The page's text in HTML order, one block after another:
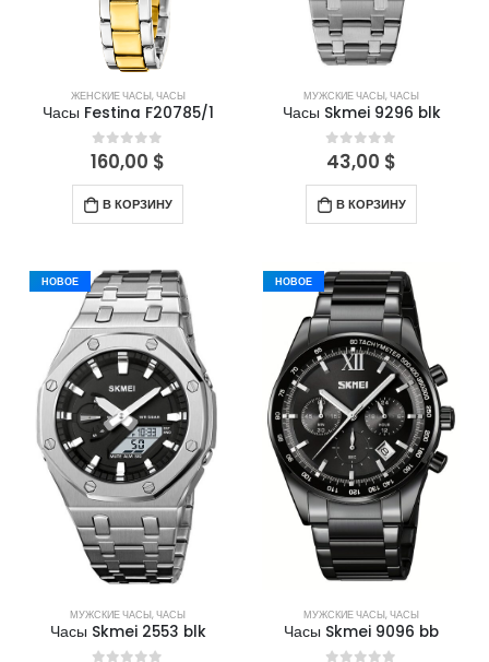
ЖЕНСКИЕ ЧАСЫ,ЧАСЫ
Часы Festina F20785/1
0out of 5
160,00 $
В КОРЗИНУ
МУЖСКИЕ ЧАСЫ,ЧАСЫ
Часы Skmei 9296 blk
0out of 5
43,00 $
В КОРЗИНУ
НОВОЕ
МУЖСКИЕ ЧАСЫ,ЧАСЫ
Часы Skmei 2553 blk
НОВОЕ
МУЖСКИЕ ЧАСЫ,ЧАСЫ
Часы Skmei 9096 bb